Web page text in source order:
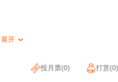
展开 
投月票(0) 打赏(0)